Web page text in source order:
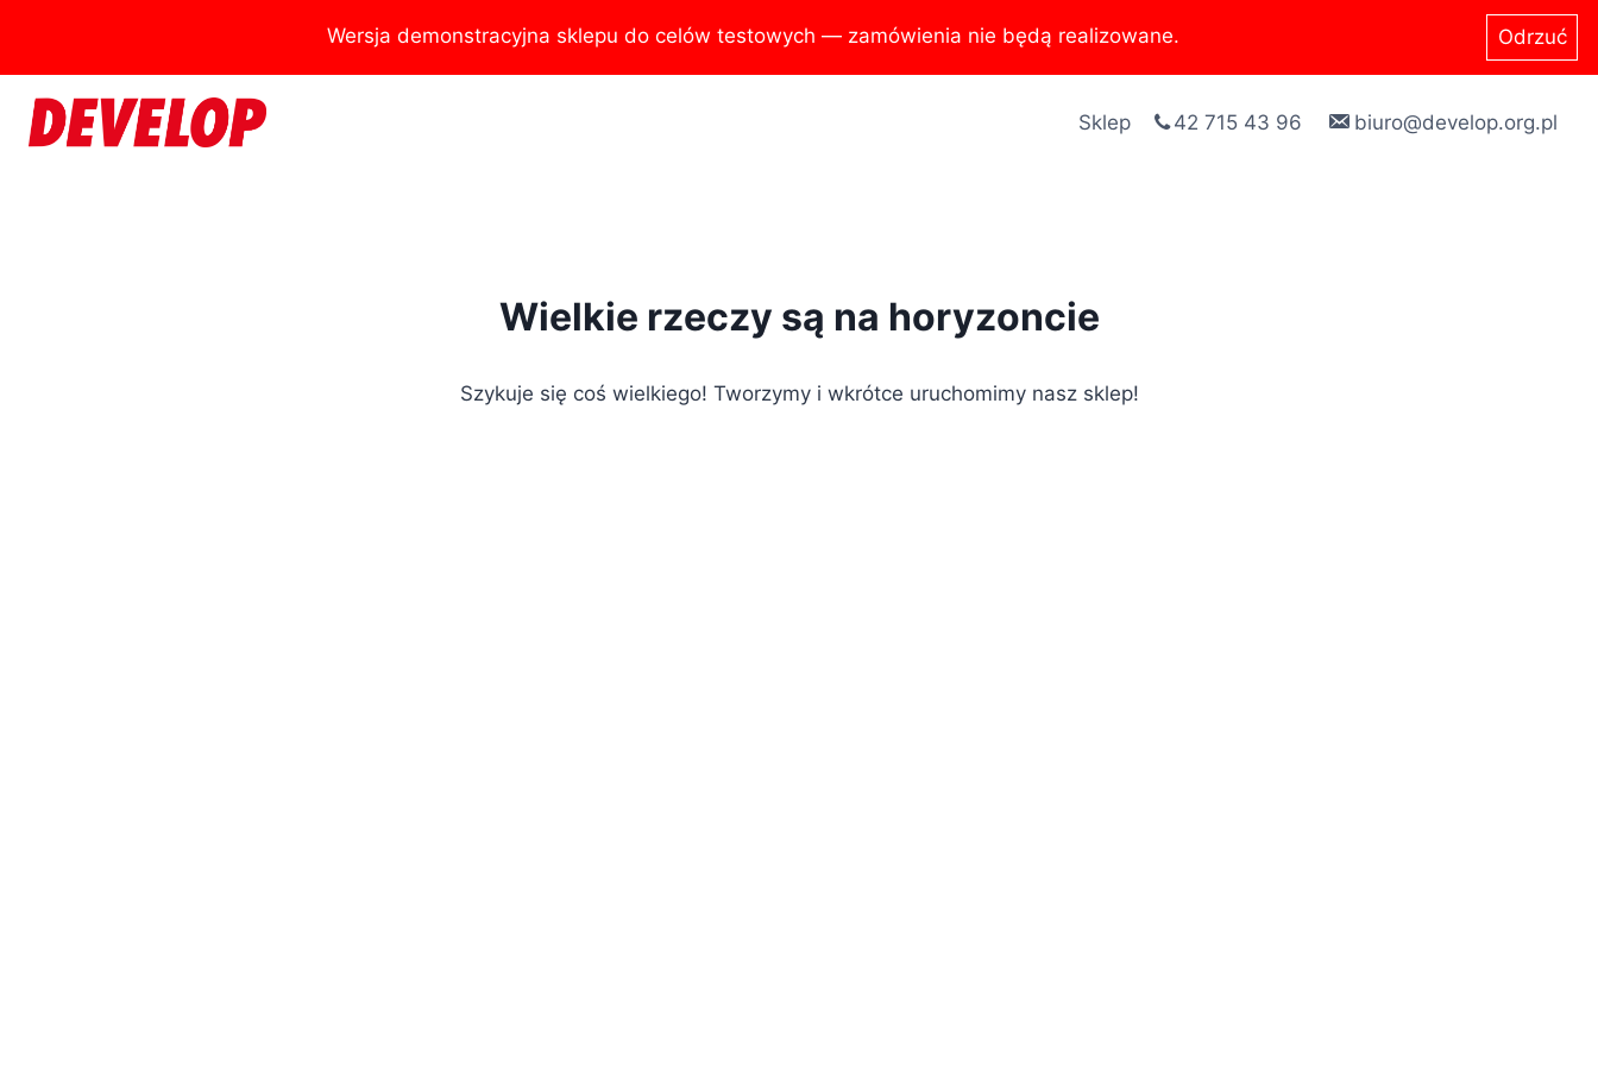
treści
Wersja demonstracyjna sklepu do celów testowych — zamówienia nie będą realizowane. Odrzuć
Sklep 42 715 43 96 biuro@develop.org.pl
Wielkie rzeczy są na horyzoncie
Szykuje się coś wielkiego! Tworzymy i wkrótce uruchomimy nasz sklep!